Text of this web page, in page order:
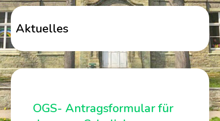
Aktuelles
OGS- Antragsformular für